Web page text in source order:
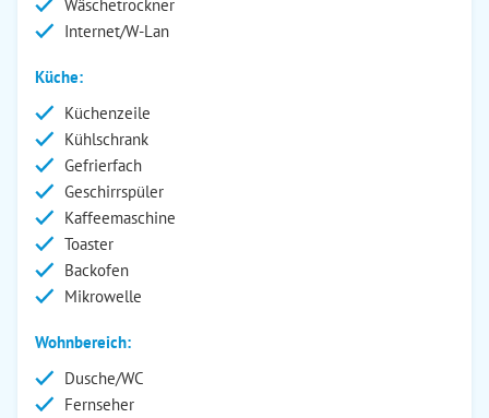
Wäschetrockner
Internet/W-Lan
Küche:
Küchenzeile
Kühlschrank
Gefrierfach
Geschirrspüler
Kaffeemaschine
Toaster
Backofen
Mikrowelle
Wohnbereich:
Dusche/WC
Fernseher